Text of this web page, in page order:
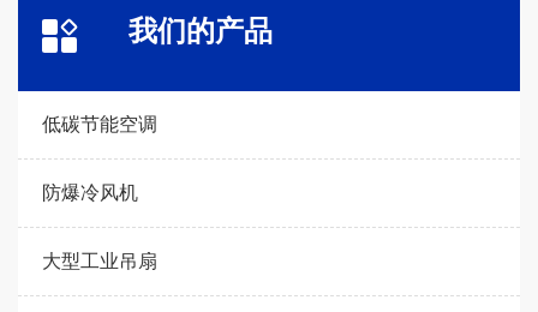
我们的产品
低碳节能空调
防爆冷风机
大型工业吊扇